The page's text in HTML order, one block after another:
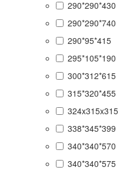
290*290*430
290*290*740
290*95*415
295*105*190
300*312*615
315*320*455
324x315x315
338*345*399
340*340*570
340*340*575